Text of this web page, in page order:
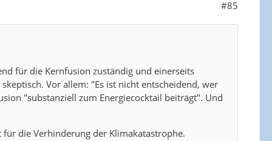
#85
für die Kernfusion zuständig und einerseits
Vor allem: "Es ist nicht entscheidend, wer
"substanziell zum Energiecocktail beiträgt". Und
die Verhinderung der Klimakatastrophe.